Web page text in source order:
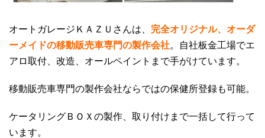
オートガレージＫＡＺＵさんは、 完全オリジナル、オーダ
ーメイドの移動販売車専門の製作会社。自社板金工場でエ
アロ取付、改造、オールペイントまで手がけています。
移動販売車専門の製作会社ならではの保健所登録も可能。
ケータリングＢＯＸの製作、取り付けまで一括して行って
います。